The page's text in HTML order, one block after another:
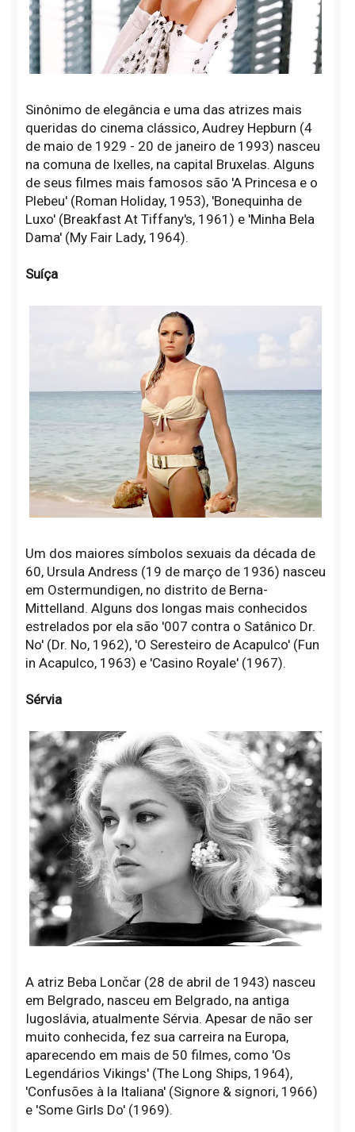
Sinônimo de elegância e uma das atrizes mais
queridas do cinema clássico, Audrey Hepburn (4
de maio de 1929 - 20 de janeiro de 1993) nasceu
na comuna de Ixelles, na capital Bruxelas. Alguns
de seus filmes mais famosos são 'A Princesa e o
Plebeu' (Roman Holiday, 1953), 'Bonequinha de
Luxo' (Breakfast At Tiffany's, 1961) e 'Minha Bela
Dama' (My Fair Lady, 1964).
Suíça
Um dos maiores símbolos sexuais da década de
60, Ursula Andress (19 de março de 1936) nasceu
em Ostermundigen, no distrito de Berna-
Mittelland. Alguns dos longas mais conhecidos
estrelados por ela são '007 contra o Satânico Dr.
No' (Dr. No, 1962), 'O Seresteiro de Acapulco' (Fun
in Acapulco, 1963) e 'Casino Royale' (1967).
Sérvia
A atriz Beba Lončar (28 de abril de 1943) nasceu
em Belgrado, nasceu em Belgrado, na antiga
Iugoslávia, atualmente Sérvia. Apesar de não ser
muito conhecida, fez sua carreira na Europa,
aparecendo em mais de 50 filmes, como 'Os
Legendários Vikings' (The Long Ships, 1964),
'Confusões à la Italiana' (Signore & signori, 1966)
e 'Some Girls Do' (1969).